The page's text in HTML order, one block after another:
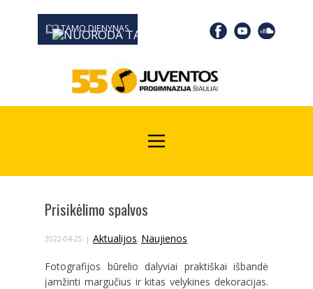
TAMO DIENYNAS
0667 19366
Prisikėlimo spalvos
2022-04-25 Aktualijos, Naujienos
Fotografijos būrelio dalyviai praktiškai išbandė
įamžinti margučius ir kitas velykines dekoracijas.